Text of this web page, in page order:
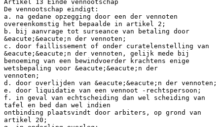
Artikel 13 Einde vennootschap
De vennootschap eindigt:
a. na gedane opzegging door een der vennoten
overeenkomstig het bepaalde in artikel 2;
b. bij aanvrage tot surseance van betaling door
&eacute;&eacute;n der vennoten;
c. door faillissement of onder curatelenstelling van
&eacute;&eacute;n der vennoten, gelijk mede bij
benoeming van een bewindvoerder krachtens enige
wetsbepaling voor &eacute;&eacute;n der
vennoten;
d. door overlijden van &eacute;&eacute;n der vennoten;
e. door liquidatie van een vennoot -rechtspersoon;
f. in geval van echtscheiding dan wel scheiding van
tafel en bed dan wel indien
ontbinding plaatsvindt door arbiters, op grond van
artikel 20;